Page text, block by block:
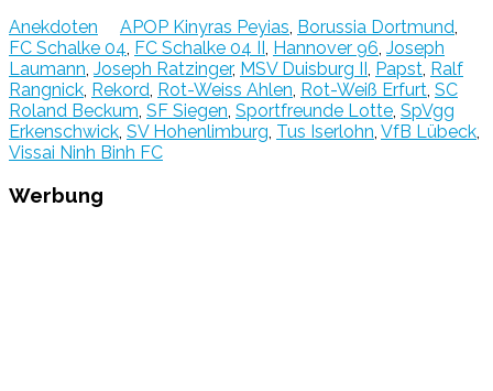
Anekdoten
APOP Kinyras Peyias Borussia Dortmund
FC Schalke 04 FC Schalke 04 II Hannover 96 Joseph
Laumann Joseph Ratzinger, MSV Duisburg II Papst Ralf
Rangnick Rekord Rot-Weiss Ahlen Rot-Weiß Erfurt SC
Roland Beckum SF Siegen Sportfreunde Lotte SpVgg
Erkenschwick SV Hohenlimburg Tus Iserlohn VfB Lübeck
Vissai Ninh Binh FC
Werbung